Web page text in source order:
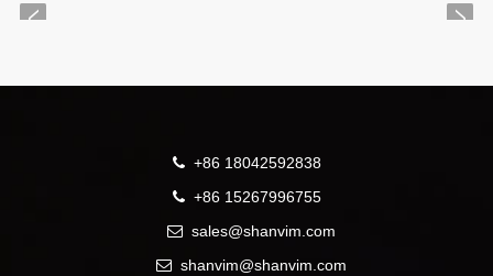
+86 18042592838
+86 15267996755
sales@shanvim.com
shanvim@shanvim.com